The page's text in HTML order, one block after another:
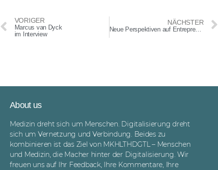
VORIGER
Marcus van Dyck
im Interview
NÄCHSTER
Neue Perspektiven auf Entrepreneurship in Digital Health – die Gründerszene stellt sich vor
About us
Medizin dreht sich um Menschen. Digitalisierung dreht
sich um Vernetzung und Verbindung. Beides zu
kombinieren ist das Ziel von MKHLTHDGTL – Menschen
und Medizin, die Macher hinter der Digitalisierung. Wir
freuen uns auf Ihr Feedback, Ihre Kommentare, Ihre